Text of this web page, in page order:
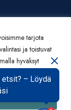
tarjota
ja toistuvat
hyväksyt
etsit? – Löydä